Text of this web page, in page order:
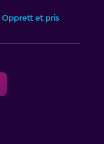
Opprett et pris